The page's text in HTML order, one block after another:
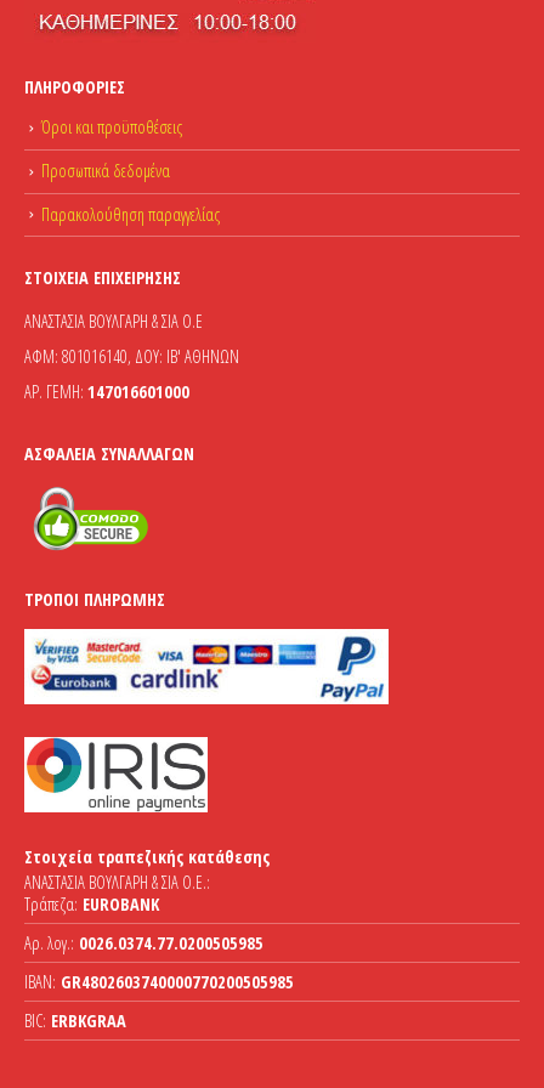
ΠΛΗΡΟΦΟΡΊΕΣ
Όροι και προϋποθέσεις
Προσωπικά δεδομένα
Παρακολούθηση παραγγελίας
ΣΤΟΙΧΕΊΑ ΕΠΙΧΕΊΡΗΣΗΣ
ΑΝΑΣΤΑΣΙΑ ΒΟΥΛΓΑΡΗ & ΣΙΑ Ο.Ε
ΑΦΜ: 801016140, ΔΟΥ: ΙΒ' ΑΘΗΝΩΝ
ΑΡ. ΓΕΜΗ: 147016601000
ΑΣΦΆΛΕΙΑ ΣΥΝΑΛΛΑΓΏΝ
ΤΡΌΠΟΙ ΠΛΗΡΩΜΉΣ
Στοιχεία τραπεζικής κατάθεσης
ΑΝΑΣΤΑΣΙΑ ΒΟΥΛΓΑΡΗ & ΣΙΑ Ο.Ε.:
Τράπεζα: EUROBANK
Αρ. λογ.: 0026.0374.77.0200505985
IBAN: GR4802603740000770200505985
BIC: ERBKGRAA